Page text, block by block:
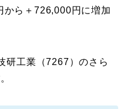
ら＋726,000円に増加
研工業（7267）のさら